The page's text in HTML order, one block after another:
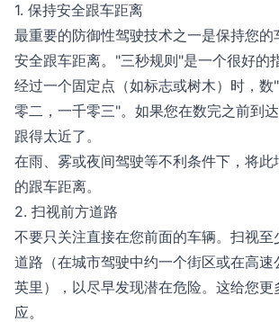
1. 保持安全跟车距离
最重要的防御性驾驶技术之一是保持您的
安全跟车距离。"三秒规则"是一个很好的
经过一个固定点（如标志或树木）时，
零二，一千零三"。如果您在数完之前到
跟得太近了。
在雨、雾或夜间驾驶等不利条件下，将
的跟车距离。
2. 扫视前方道路
不要只关注直接在您前面的车辆。扫视至
道路（在城市驾驶中约一个街区或在高速
英里），以尽早发现潜在危险。这给您更
应。